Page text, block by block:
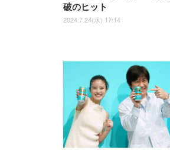
破のヒット
2024.7.24(水) 17:14